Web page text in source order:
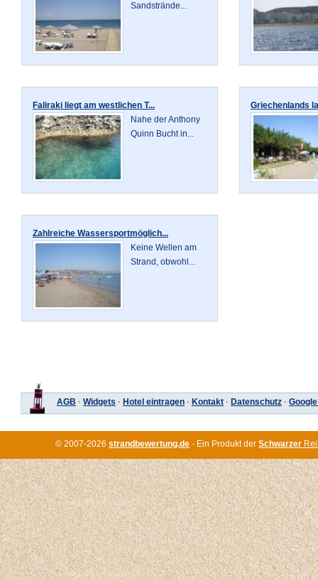
Sandstrände...
Faliraki liegt am westlichen T...
Nahe der Anthony
Quinn Bucht in...
Griechenlands
Zahlreiche Wassersportmöglich...
Keine Wellen am
Strand, obwohl...
AGB · Widgets · Hotel eintragen · Kontakt · Datenschutz ·
© 2007-2026 strandbewertung.de · Ein Produkt der Schwarzer